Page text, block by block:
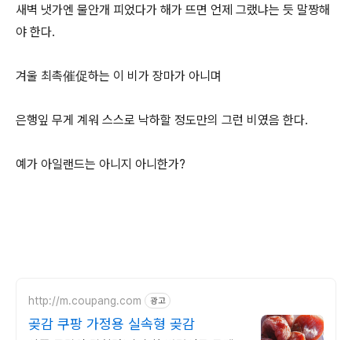
새벽 냇가엔 물안개 피었다가 해가 뜨면 언제 그랬냐는 듯 말짱해
야 한다.
겨울 최촉催促하는 이 비가 장마가 아니며
은행잎 무게 계워 스스로 낙하할 정도만의 그런 비였음 한다.
예가 아일랜드는 아니지 아니한가?
http://m.coupang.com 광고
곶감 쿠팡 가정용 실속형 곶감